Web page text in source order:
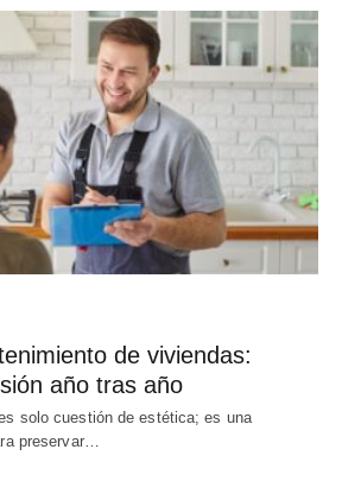
de viviendas:
año tras año
solo cuestión de estética; es una
preservar…